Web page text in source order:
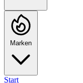
Marken
Start